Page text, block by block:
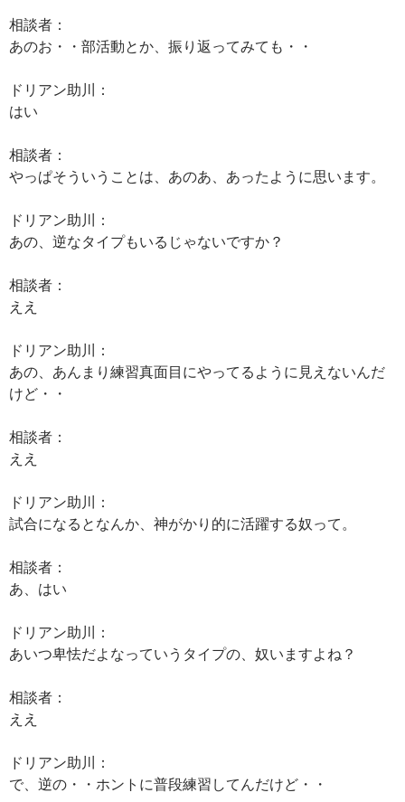
相談者：
あのお・・部活動とか、振り返ってみても・・
ドリアン助川：
はい
相談者：
やっぱそういうことは、あのあ、あったように思います。
ドリアン助川：
あの、逆なタイプもいるじゃないですか？
相談者：
ええ
ドリアン助川：
あの、あんまり練習真面目にやってるように見えないんだ
けど・・
相談者：
ええ
ドリアン助川：
試合になるとなんか、神がかり的に活躍する奴って。
相談者：
あ、はい
ドリアン助川：
あいつ卑怯だよなっていうタイプの、奴いますよね？
相談者：
ええ
ドリアン助川：
で、逆の・・ホントに普段練習してんだけど・・